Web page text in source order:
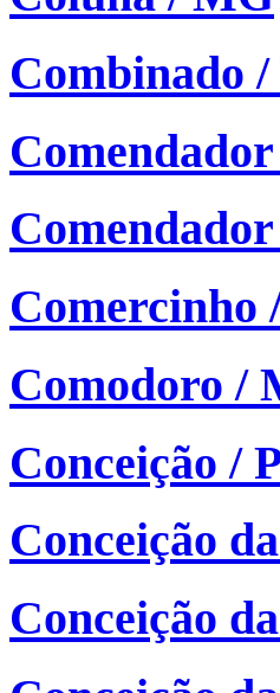
Combinado
Comercinho
Comodoro /
Conceição /
Conceição
Conceição